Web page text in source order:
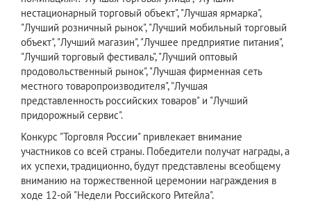
нестационарный торговый объект", "Лучшая ярмарка",
"Лучший розничный рынок", "Лучший мобильный торговый
объект", "Лучший магазин", "Лучшее предприятие питания",
"Лучший торговый фестиваль", "Лучший оптовый
продовольственный рынок", "Лучшая фирменная сеть
местного товаропроизводителя", "Лучшая
представленность российских товаров" и "Лучший
придорожный сервис".
Конкурс "Торговля России" привлекает внимание
участников со всей страны. Победители получат награды, а
их успехи, традиционно, будут представлены всеобщему
вниманию на торжественной церемонии награждения в
ходе 12-ой "Недели Российского Ритейла".